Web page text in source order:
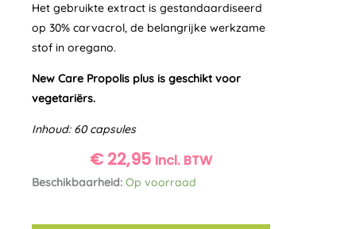
Het gebruikte extract is gestandaardiseerd
op 30% carvacrol, de belangrijke werkzame
stof in oregano.
New Care Propolis plus is geschikt voor
vegetariërs.
Inhoud: 60 capsules
€22,95 Incl. BTW
Beschikbaarheid: Op voorraad
Propolis
New